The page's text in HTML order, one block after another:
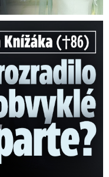
neobvyklé parte?